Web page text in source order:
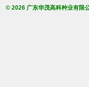
© 2026 广东华茂高科种业有